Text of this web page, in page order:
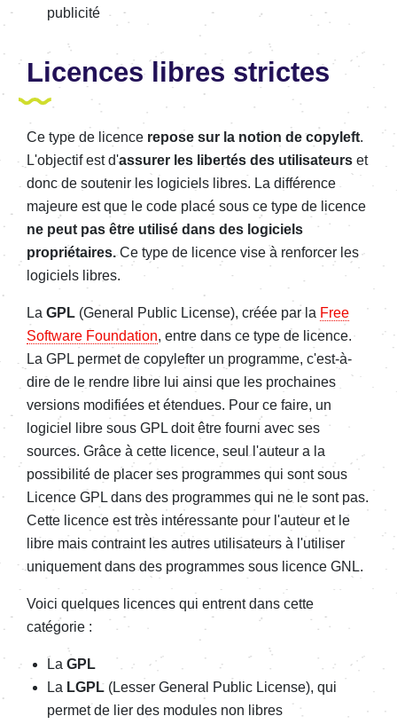
publicité
Licences libres strictes
Ce type de licence repose sur la notion de copyleft.
L'objectif est d'assurer les libertés des utilisateurs et
donc de soutenir les logiciels libres. La différence
majeure est que le code placé sous ce type de licence
ne peut pas être utilisé dans des logiciels
propriétaires.Ce type de licence vise à renforcer les
logiciels libres.
La GPL (General Public License), créée par la Free
Software Foundation, entre dans ce type de licence.
La GPL permet de copylefter un programme, c'est-à-
dire de le rendre libre lui ainsi que les prochaines
versions modifiées et étendues. Pour ce faire, un
logiciel libre sous GPL doit être fourni avec ses
sources. Grâce à cette licence, seul l'auteur a la
possibilité de placer ses programmes qui sont sous
Licence GPL dans des programmes qui ne le sont pas.
Cette licence est très intéressante pour l'auteur et le
libre mais contraint les autres utilisateurs à l'utiliser
uniquement dans des programmes sous licence GNL.
Voici quelques licences qui entrent dans cette
catégorie :
La GPL
La LGPL (Lesser General Public License), qui
permet de lier des modules non libres